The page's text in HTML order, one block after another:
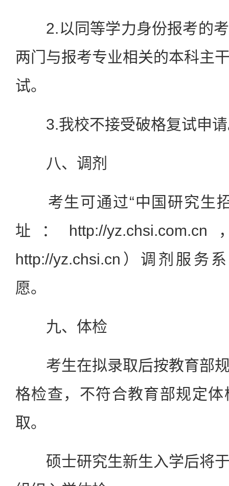
2.以同等学力身份报考的考
两门与报考专业相关的本科主
试。
3.我校不接受破格复试申
八、调剂
考生可通过“中国研究生招
址：http://
http://yz.chsi.cn）调剂服务
愿。
九、体检
考生在拟录取后按教育部规
格检查，不符合教育部规定
取。
硕士研究生新生入学后将于